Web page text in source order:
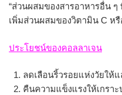
“ส่วนผสมของสารอาหารอื่น
เพิ่มส่วนผสมของวิตามิน C ห
ประโยชน์ของคอลลาเจน
ลดเลือนริ้วรอยแห่งวัยให้แ
คืนความแข็งแรงให้เกรา